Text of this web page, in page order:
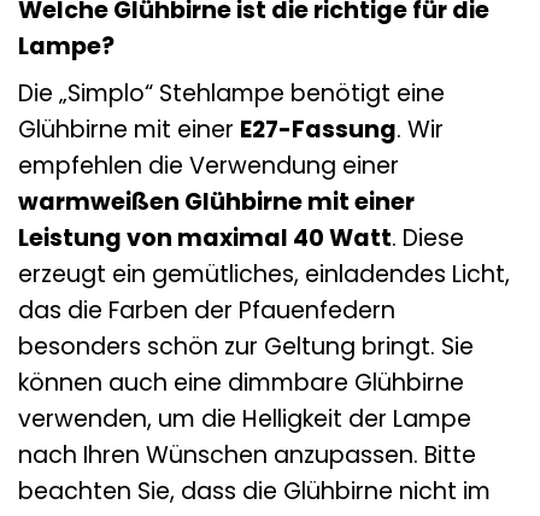
Welche Glühbirne ist die richtige für die
Lampe?
Die „Simplo“ Stehlampe benötigt eine
Glühbirne mit einer E27-Fassung. Wir
empfehlen die Verwendung einer
warmweißen Glühbirne mit einer
Leistung von maximal 40 Watt. Diese
erzeugt ein gemütliches, einladendes Licht,
das die Farben der Pfauenfedern
besonders schön zur Geltung bringt. Sie
können auch eine dimmbare Glühbirne
verwenden, um die Helligkeit der Lampe
nach Ihren Wünschen anzupassen. Bitte
beachten Sie, dass die Glühbirne nicht im